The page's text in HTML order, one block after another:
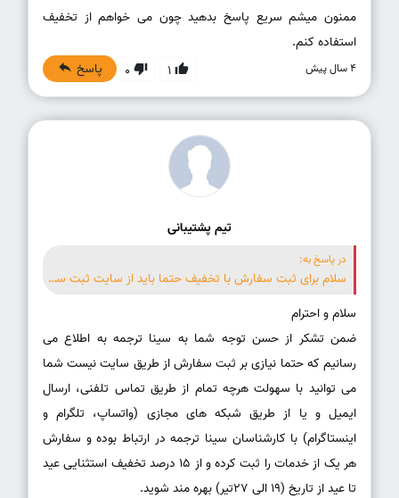
ممنون میشم سریع پاسخ بدهید چون می خواهم از تخفیف
استفاده کنم.
4 سال پیش 1
0 پاسخ
تیم پشتیبانی
در پاسخ به:
سلام برای ثبت سفارش با تخفیف حتما باید از سایت ثبت سفارش انجام دهیم ؟
ضمن تشکر از حسن توجه شما به سینا ترجمه به اطلاع می
رسانیم که حتما نیازی بر ثبت سفارش از طریق سایت نیست شما
می توانید با سهولت هرچه تمام از طریق تماس تلفنی، ارسال
ایمیل و یا از طریق شبکه های مجازی (واتساپ، تلگرام و
اینستاگرام) با کارشناسان سینا ترجمه در ارتباط بوده و سفارش
هر یک از خدمات را ثبت کرده و از 15 درصد تخفیف استثنایی عید